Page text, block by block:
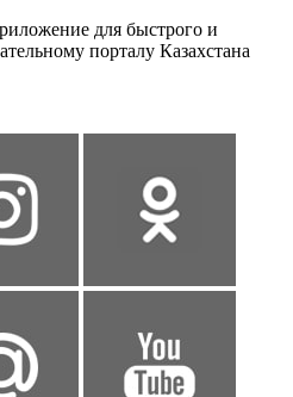
для быстрого и
порталу Казахстана